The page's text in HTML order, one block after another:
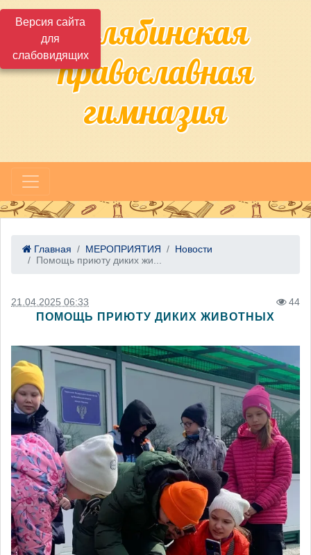
Версия сайта
для
слабовидящихЧелябинская
православная
гимназия
Главная МЕРОПРИЯТИЯ
Новости
Помощь приюту диких жи...
21.04.2025 06:33 44
ПОМОЩЬ ПРИЮТУ ДИКИХ ЖИВОТНЫХ